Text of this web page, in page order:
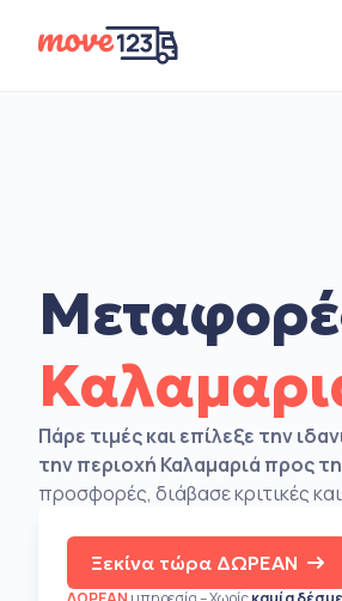
Πάρε τιμές και επίλεξε την
την περιοχή Καλαμαριά προς
προσφορές, διάβασε κριτικές
Ξεκίνα τώρα ΔΩΡΕΑΝ